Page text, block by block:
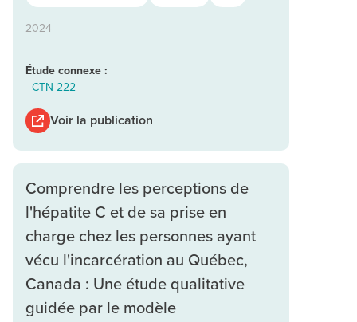
2024
Étude connexe :
CTN 222
Voir la publication
Comprendre les perceptions de
l'hépatite C et de sa prise en
charge chez les personnes ayant
vécu l'incarcération au Québec,
Canada : Une étude qualitative
guidée par le modèle